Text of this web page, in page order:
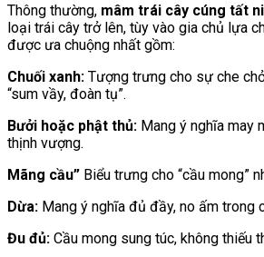
Thông thường, mâm trái cây cúng tất
loại trái cây trở lên, tùy vào gia chủ lựa
được ưa chuộng nhất gồm:
Chuối xanh: Tượng trưng cho sự che
“sum vầy, đoàn tụ”.
Bưởi hoặc phật thủ: Mang ý nghĩa may
thịnh vượng.
Mãng cầu” Biểu trưng cho “cầu mong”
Dừa: Mang ý nghĩa đủ đầy, no ấm trong
Đu đủ: Cầu mong sung túc, không thiếu